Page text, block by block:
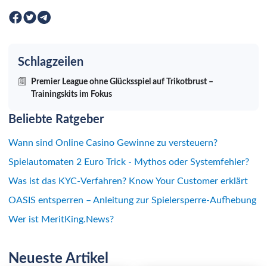
Schlagzeilen
Premier League ohne Glücksspiel auf Trikotbrust –
Trainingskits im Fokus
Beliebte Ratgeber
Wann sind Online Casino Gewinne zu versteuern?
Spielautomaten 2 Euro Trick - Mythos oder Systemfehler?
Was ist das KYC-Verfahren? Know Your Customer erklärt
OASIS entsperren – Anleitung zur Spielersperre-Aufhebung
Wer ist MeritKing.News?
Neueste Artikel